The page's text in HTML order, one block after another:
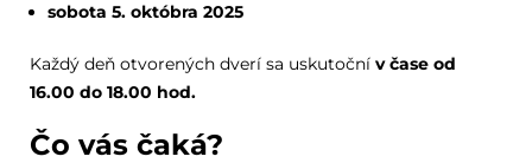
sobota 5. októbra 2025
Každý deň otvorených dverí sa uskutoční v čase od
16.00 do 18.00 hod.
Čo vás čaká?